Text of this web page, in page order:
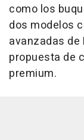
como los
dos modelos
avanzadas de
propuesta de
premium.